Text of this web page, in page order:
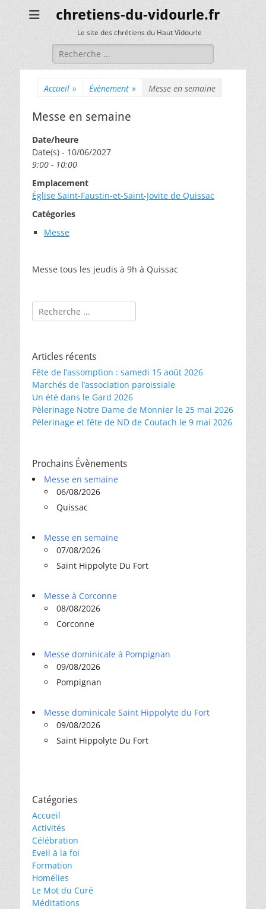
chretiens-du-vidourle.fr
Le site des chrétiens du Haut Vidourle
Rechercher :
Accueil » Évènement » Messe en semaine
Messe en semaine
Date/heure
Date(s) - 10/06/2027
9:00 - 10:00
Emplacement
Église Saint-Faustin-et-Saint-Jovite de Quissac
Catégories
Messe
Messe tous les jeudis à 9h à Quissac
Rechercher :
Articles récents
Fête de l’assomption : samedi 15 août 2026
Marchés de l’association paroissiale
Un été dans le Gard 2026
Pèlerinage Notre Dame de Monnier le 25 mai 2026
Pèlerinage et fête de ND de Coutach le 9 mai 2026
Prochains Évènements
Messe en semaine
06/08/2026
Quissac
Messe en semaine
07/08/2026
Saint Hippolyte Du Fort
Messe à Corconne
08/08/2026
Corconne
Messe dominicale à Pompignan
09/08/2026
Pompignan
Messe dominicale Saint Hippolyte du Fort
09/08/2026
Saint Hippolyte Du Fort
Catégories
Accueil
Activités
Célébration
Eveil à la foi
Formation
Homélies
Le Mot du Curé
Méditations